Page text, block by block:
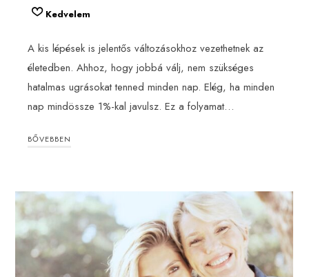
Kedvelem
A kis lépések is jelentős változásokhoz vezethetnek az
életedben. Ahhoz, hogy jobbá válj, nem szükséges
hatalmas ugrásokat tenned minden nap. Elég, ha minden
nap mindössze 1%-kal javulsz. Ez a folyamat…
BŐVEBBEN